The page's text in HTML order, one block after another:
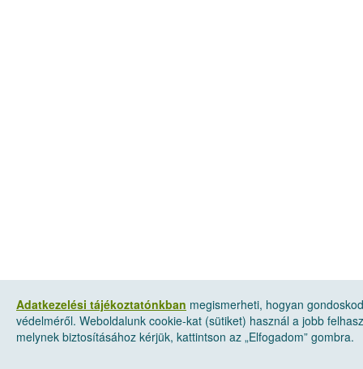
Adatkezelési tájékoztatónkban megismerheti, hogyan
védelméről. Weboldalunk cookie-kat (sütiket) használ a jobb
melynek biztosításához kérjük, kattintson az „Elfogadom” gombra.